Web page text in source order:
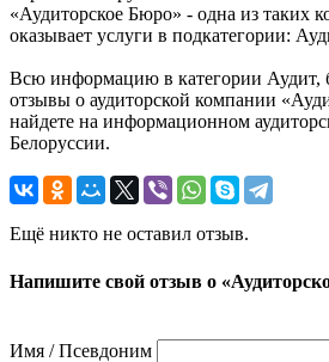
«Аудиторское Бюро» - одна из таких
оказывает услуги в подкатегории:
Всю информацию в категории Аудит,
отзывы о аудиторской компании
найдете на информационном
Белоруссии.
Ещё никто не оставил отзыв.
Напишите свой отзыв о
Имя / Псевдоним